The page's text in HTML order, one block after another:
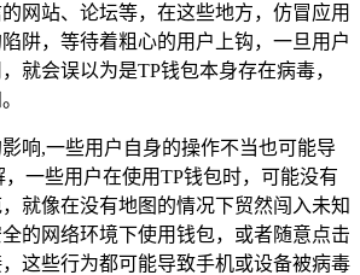
网站、论坛等，在这些地方，仿冒应用
阱，等待着粗心的用户上钩，一旦用户
就会误以为是TP钱包本身存在病毒，
响,一些用户自身的操作不当也可能导
一些用户在使用TP钱包时，可能没有
就像在没有地图的情况下贸然闯入未知
的网络环境下使用钱包，或者随意点击
这些行为都可能导致手机或设备被病毒